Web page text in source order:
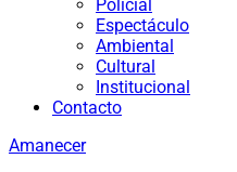
Policial
Espectáculo
Ambiental
Cultural
Institucional
Contacto
Amanecer